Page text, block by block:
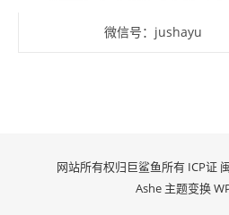
微信号：jushayu
网站所有权归巨鲨鱼所有 ICP证
Ashe 主题变换